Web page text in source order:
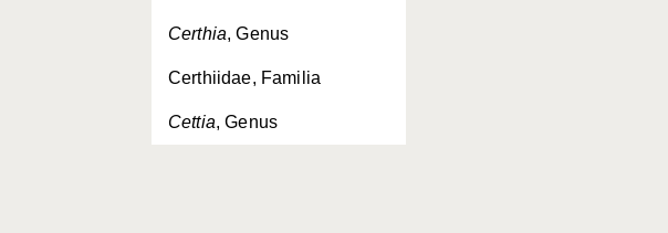
Certhia, Genus
Certhiidae, Familia
Cettia, Genus